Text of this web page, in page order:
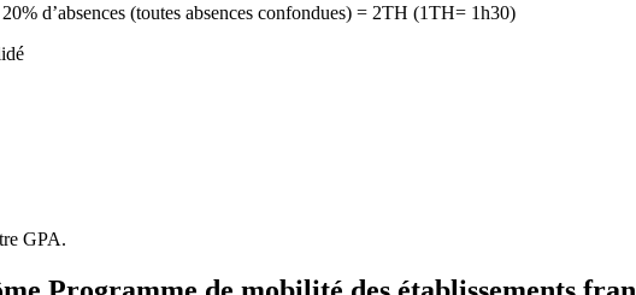
d’absences (toutes absences confondues) = 2TH (1TH= 1h30)
GPA.